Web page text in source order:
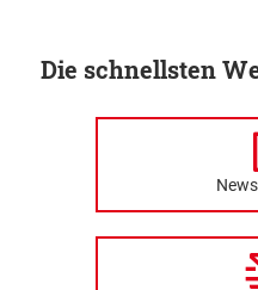
Die schnellsten